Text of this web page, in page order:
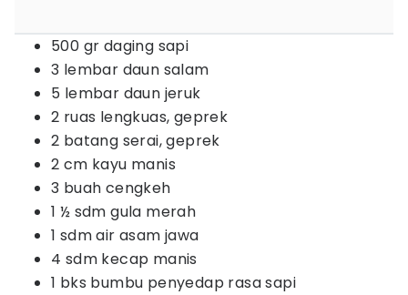
500 gr daging sapi
3 lembar daun salam
5 lembar daun jeruk
2 ruas lengkuas, geprek
2 batang serai, geprek
2 cm kayu manis
3 buah cengkeh
1 ½ sdm gula merah
1 sdm air asam jawa
4 sdm kecap manis
1 bks bumbu penyedap rasa sapi